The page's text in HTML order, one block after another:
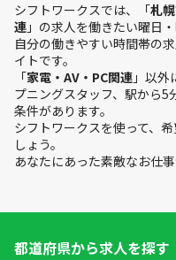
シフトワークスでは、「札
連 」の求人を働きたい曜日
自分の働きやすい時間帯の
イトです。
「家電・AV・PC関連 」以
プニングスタッフ、駅から5
条件があります。
シフトワークスを使って、
しょう。
あなたにあった素敵なお仕
都道府県から求人を探す